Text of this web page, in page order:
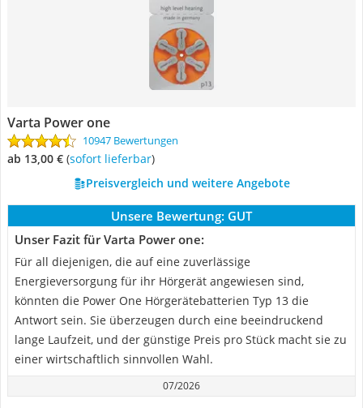
Varta Power one
10947 Bewertungen
ab 13,00 € ( Sofort lieferbar)
Preisvergleich und weitere Angebote
Unsere Bewertung: GUT
Unser Fazit für Varta Power one:
Für all diejenigen, die auf eine zuverlässige
Energieversorgung für ihr Hörgerät angewiesen sind,
könnten die Power One Hörgerätebatterien Typ 13 die
Antwort sein. Sie überzeugen durch eine beeindruckend
lange Laufzeit, und der günstige Preis pro Stück macht sie zu
einer wirtschaftlich sinnvollen Wahl.
07/2026